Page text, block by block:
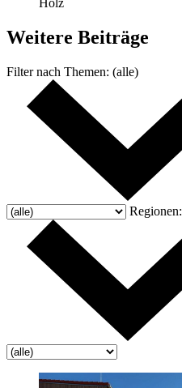
Holz
Weitere Beiträge
Filter nach Themen: (alle)
Regionen: